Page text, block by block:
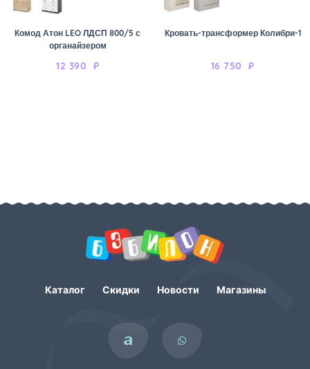
Комод Атон LEO ЛДСП 800/5 с
органайзером
12 390 ₽
Кровать-трансформер Колибри-1
16 750 ₽
Каталог Скидки Новости Магазины